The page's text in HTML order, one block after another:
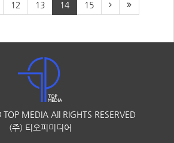
12 13 14 15
TOP MEDIA All RIGHTS RESERVED
(주) 티오피미디어